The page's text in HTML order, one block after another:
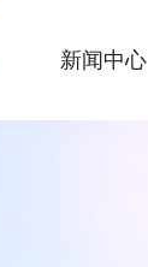
新闻中心